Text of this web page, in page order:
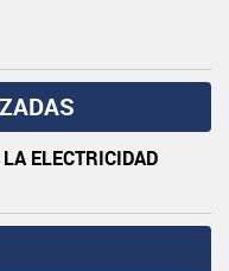
ELECTRICIDAD